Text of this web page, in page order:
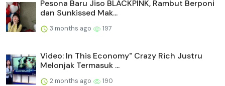
Pesona Baru Jiso BLACKPINK, Rambut Berponi
dan Sunkissed Mak...
3 months ago 197
Video: In This Economy" Crazy Rich Justru
Melonjak Termasuk ...
2 months ago 190